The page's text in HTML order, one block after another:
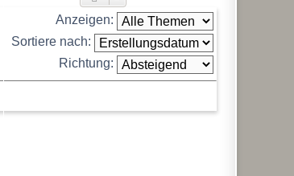
Anzeigen:
Sortiere nach:
Richtung: